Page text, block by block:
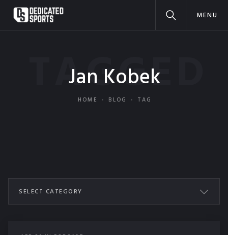
MENU
Jan Kobek
TAGGED
HOME BLOG TAG
SELECT CATEGORY